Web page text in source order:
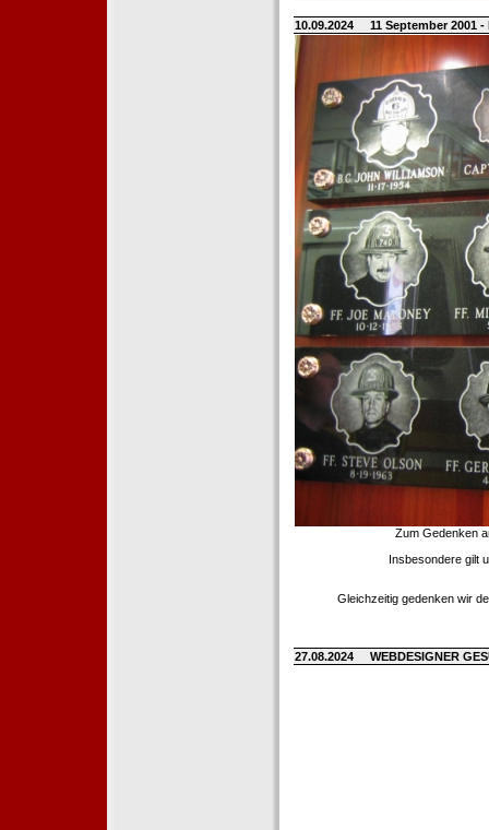
10.09.2024 11 September 2001
Zum Gedenken
Insbesondere gilt
Gleichzeitig gedenken wir
27.08.2024 WEBDESIGNER